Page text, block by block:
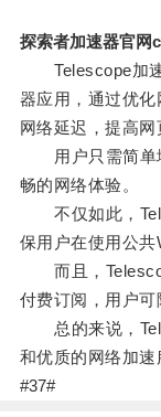
探索者加速器官网
Telescope加速
器应用，通过优
网络延迟，提高网
用户只需简单
畅的网络体验。
不仅如此，
保用户在使用公共
而且，
付费订阅，用户可
总的来说，
和优质的网络加速
#37#